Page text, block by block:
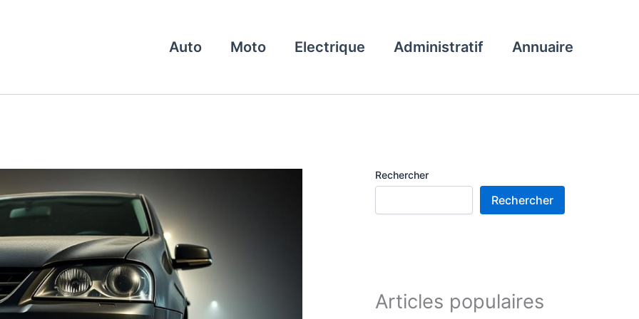
Auto Moto Electrique Administratif Annuaire
Rechercher
Rechercher
Articles populaires